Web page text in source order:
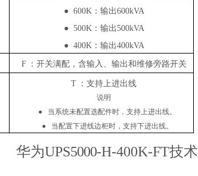
● 600K：输出600kVA
● 500K：输出500kVA
● 400K：输出400kVA
F ：开关满配，含输入、输出和维修旁路开关
T ：支持上进出线
说明
● 当系统未配置选配件时，支持上进出线。
● 当配置下进线边柜时，支持下进出线。
华为UPS5000-H-400K-FT技